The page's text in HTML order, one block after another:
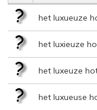
het luxueuze
het luxieuze
het luxeuze
het luxueuse